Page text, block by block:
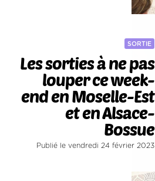
SORTIE
Les sorties à ne pas
louper ce week-
end en Moselle-Est
et en Alsace-
Bossue
Publié le vendredi 24 février 2023